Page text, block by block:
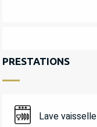
PRESTATIONS
Lave vaisselle